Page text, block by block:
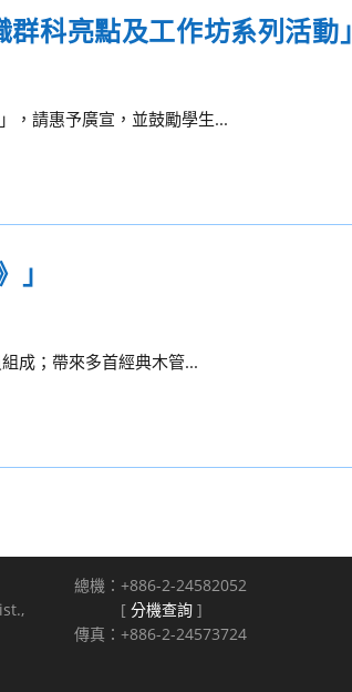
科亮點及工作坊系列活動」
，請惠予廣宣，並鼓勵學生...
成；帶來多首經典木管...
總機：+886-2-24582052
[ 分機查詢 ]
傳真：+886-2-24573724